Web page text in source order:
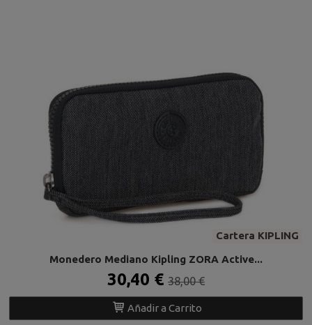
Cartera KIPLING
Monedero Mediano Kipling ZORA Active...
30,40 € 38,00 €
Añadir a Carrito